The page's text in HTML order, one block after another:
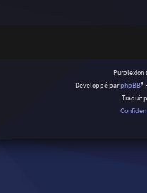
Purplexion
Développé parphpBB®
Traduit